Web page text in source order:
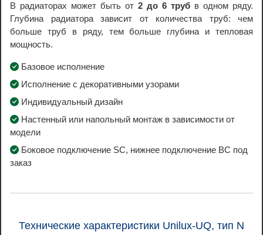
В радиаторах может быть от 2 до 6 труб в одном ряду.
Глубина радиатора зависит от количества труб: чем
больше труб в ряду, тем больше глубина и тепловая
мощность.
Базовое исполнение
Исполнение с декоративными узорами
Индивидуальный дизайн
Настенный или напольный монтаж в зависимости от
модели
Боковое подключение SC, нижнее подключение BC под
заказ
Технические характеристики Unilux-UQ, тип N